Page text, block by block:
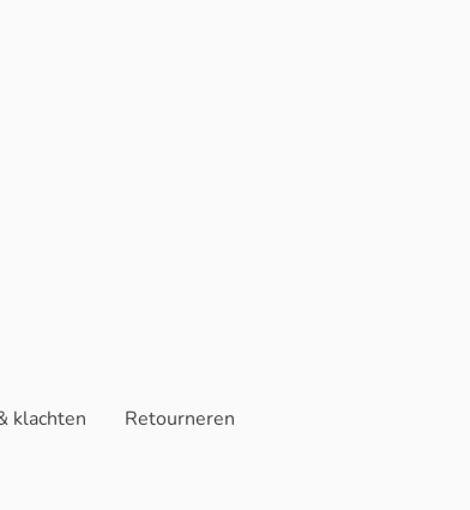
klachten
Retourneren